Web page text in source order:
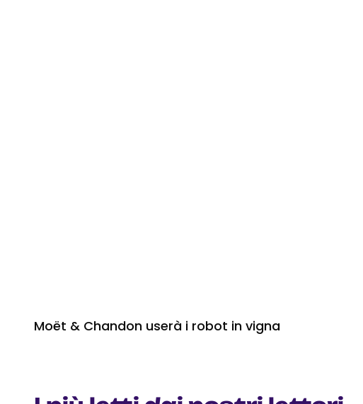
Moët & Chandon userà i robot in vigna